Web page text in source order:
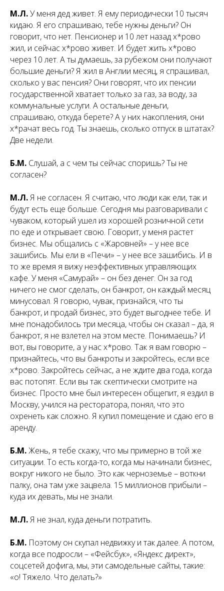
М.Л.У меня дед живет. Я ему периодически 10 тысяч
кидаю. Я его спрашиваю, тебе нужны деньги? Он
говорит, что нет. Пенсионер и 10 лет назад х*рово
жил, и сейчас х*рово живет. И будет жить х*рово
через 10 лет. А ты думаешь, за рубежом они получают
большие деньги? Я жил в Англии месяц, я спрашивал,
сколько у вас пенсия? Они говорят, что их пенсии
государственной хватает только за газ, за воду, за
коммунальные услуги. А остальные деньги,
спрашиваю, откуда берете? А у них накопления, они
х*рачат весь год. Ты знаешь, сколько отпуск в штатах?
Две недели.
Б.М. Слушай, а с чем ты сейчас споришь? Ты не
согласен?
М.Л.Я не согласен. Я считаю, что люди как ели, так и
будут есть еще больше. Сегодня мы разговаривали с
чуваком, который ушел из хорошей розничной сети
по еде и открывает свою. Говорит, у меня растет
бизнес. Мы общались с «Жаровней» – у нее все
зашибись. Мы ели в «Печи» – у нее все зашибись. И в
то же время я вижу неэффективных управляющих
кафе. У меня «Самурай» – он без денег. Он за год
ничего не смог сделать, он банкрот, он каждый месяц
минусовал. Я говорю, чувак, признайся, что ты
банкрот, и продай бизнес, это будет выгоднее тебе. И
мне понадобилось три месяца, чтобы он сказал – да, я
банкрот, я не взлетел на этом месте. Понимаешь? И
вот, вы говорите, а у нас х*рово. Так я вам говорю –
признайтесь, что вы банкроты и закройтесь, если все
х*рово. Закройтесь сейчас, а не ждите два года, когда
вас потопят. Если вы так скептически смотрите на
бизнес. Просто мне был интересен общепит, я ездил в
Москву, учился на ресторатора, понял, что это
охренеть как сложно. Я купил помещение и сдаю его в
аренду.
Б.М.Жень, я тебе скажу, что мы примерно в той же
ситуации. То есть когда-то, когда мы начинали бизнес,
вокруг никого не было. Это как черноземье – воткни
палку, она там уже зацвела. 15 миллионов прибыли –
куда их девать, мы не знали.
М.Л.Я не знал, куда деньги потратить.
Б.М. Поэтому он скупал недвижку и так далее. А потом,
когда все подросли – «Фейсбук», «Яндекс директ»,
соцсетей дофига, мы, эти самодельные сайты, такие:
«о! Тяжело. Что делать?»